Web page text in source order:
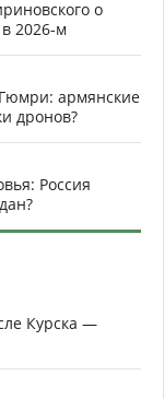
о
2026-м
армянские
дронов?
Россия
Курска —